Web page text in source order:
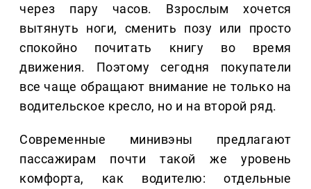
через пару часов. Взрослым хочется
вытянуть ноги, сменить позу или просто
спокойно почитать книгу во время
движения. Поэтому сегодня покупатели
все чаще обращают внимание не только на
водительское кресло, но и на второй ряд.
Современные минивэны предлагают
пассажирам почти такой же уровень
комфорта, как водителю: отдельные